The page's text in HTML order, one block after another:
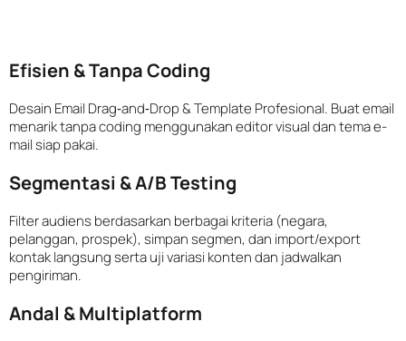
Efisien & Tanpa Coding
Desain Email Drag‑and‑Drop & Template Profesional. Buat email
menarik tanpa coding menggunakan editor visual dan tema e-
mail siap pakai.
Segmentasi & A/B Testing
Filter audiens berdasarkan berbagai kriteria (negara,
pelanggan, prospek), simpan segmen, dan import/export
kontak langsung serta uji variasi konten dan jadwalkan
pengiriman.
Andal & Multiplatform